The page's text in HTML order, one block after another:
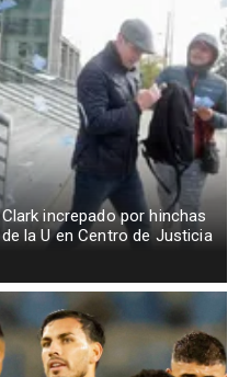
Clark increpado por hinchas
de la U en Centro de Justicia